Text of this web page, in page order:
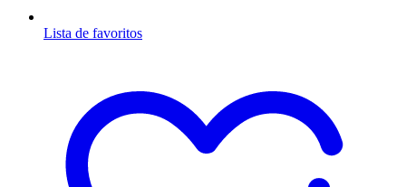
Lista de favoritos